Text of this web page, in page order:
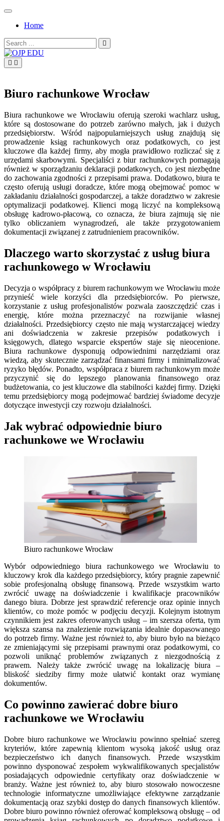
Skip
contentHome
Search
for:
Biuro rachunkowe Wrocław
Biura rachunkowe we Wrocławiu oferują szeroki wachlarz usług,
które są dostosowane do potrzeb zarówno małych, jak i dużych
przedsiębiorstw. Wśród najpopularniejszych usług znajdują się
prowadzenie ksiąg rachunkowych oraz podatkowych, co jest
kluczowe dla każdej firmy, aby mogła prawidłowo rozliczać się z
urzędami skarbowymi. Specjaliści z biur rachunkowych pomagają
również w sporządzaniu deklaracji podatkowych, co jest niezbędne
do zachowania zgodności z przepisami prawa. Dodatkowo, biura te
często oferują usługi doradcze, które mogą obejmować pomoc w
zakładaniu działalności gospodarczej, a także doradztwo w zakresie
optymalizacji podatkowej. Klienci mogą liczyć na kompleksową
obsługę kadrowo-płacową, co oznacza, że biura zajmują się nie
tylko obliczaniem wynagrodzeń, ale także przygotowaniem
dokumentacji związanej z zatrudnieniem pracowników.
Dlaczego warto skorzystać z usług biura
rachunkowego w Wrocławiu
Decyzja o współpracy z biurem rachunkowym we Wrocławiu może
przynieść wiele korzyści dla przedsiębiorców. Po pierwsze,
korzystanie z usług profesjonalistów pozwala zaoszczędzić czas i
energię, które można przeznaczyć na rozwijanie własnej
działalności. Przedsiębiorcy często nie mają wystarczającej wiedzy
ani doświadczenia w zakresie przepisów podatkowych i
księgowych, dlatego wsparcie ekspertów staje się nieocenione.
Biura rachunkowe dysponują odpowiednimi narzędziami oraz
wiedzą, aby skutecznie zarządzać finansami firmy i minimalizować
ryzyko błędów. Ponadto, współpraca z biurem rachunkowym może
przyczynić się do lepszego planowania finansowego oraz
budżetowania, co jest kluczowe dla stabilności każdej firmy. Dzięki
temu przedsiębiorcy mogą podejmować bardziej świadome decyzje
dotyczące inwestycji czy rozwoju działalności.
Jak wybrać odpowiednie biuro
rachunkowe we Wrocławiu
Biuro rachunkowe Wrocław
Wybór odpowiedniego biura rachunkowego we Wrocławiu to
kluczowy krok dla każdego przedsiębiorcy, który pragnie zapewnić
sobie profesjonalną obsługę finansową. Przede wszystkim warto
zwrócić uwagę na doświadczenie i kwalifikacje pracowników
danego biura. Dobrze jest sprawdzić referencje oraz opinie innych
klientów, co może pomóc w podjęciu decyzji. Kolejnym istotnym
czynnikiem jest zakres oferowanych usług – im szersza oferta, tym
większa szansa na znalezienie rozwiązania idealnie dopasowanego
do potrzeb firmy. Ważne jest również to, aby biuro było na bieżąco
ze zmieniającymi się przepisami prawnymi oraz podatkowymi, co
pozwoli uniknąć problemów związanych z niezgodnością z
prawem. Należy także zwrócić uwagę na lokalizację biura –
bliskość siedziby firmy może ułatwić kontakt oraz wymianę
dokumentów.
Co powinno zawierać dobre biuro
rachunkowe we Wrocławiu
Dobre biuro rachunkowe we Wrocławiu powinno spełniać szereg
kryteriów, które zapewnią klientom wysoką jakość usług oraz
bezpieczeństwo ich danych finansowych. Przede wszystkim
powinno dysponować zespołem wykwalifikowanych specjalistów
posiadających odpowiednie certyfikaty oraz doświadczenie w
branży. Ważne jest również to, aby biuro stosowało nowoczesne
technologie informatyczne umożliwiające efektywne zarządzanie
dokumentacją oraz szybki dostęp do danych finansowych klientów.
Dobre biuro powinno również oferować kompleksową obsługę – od